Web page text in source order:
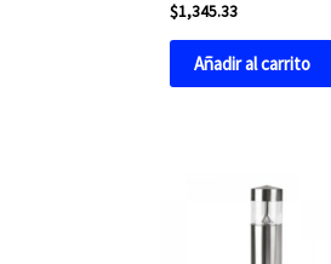
$1,345.33
Añadir al carrito